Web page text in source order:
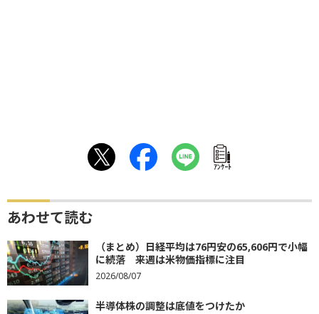
ｱﾝｹｰﾄ
あわせて読む
（まとめ）日経平均は76円安の65,606円で小幅
に続落 来週は米物価指標に注目
2026/08/07
半導体株の調整は底値をつけたか